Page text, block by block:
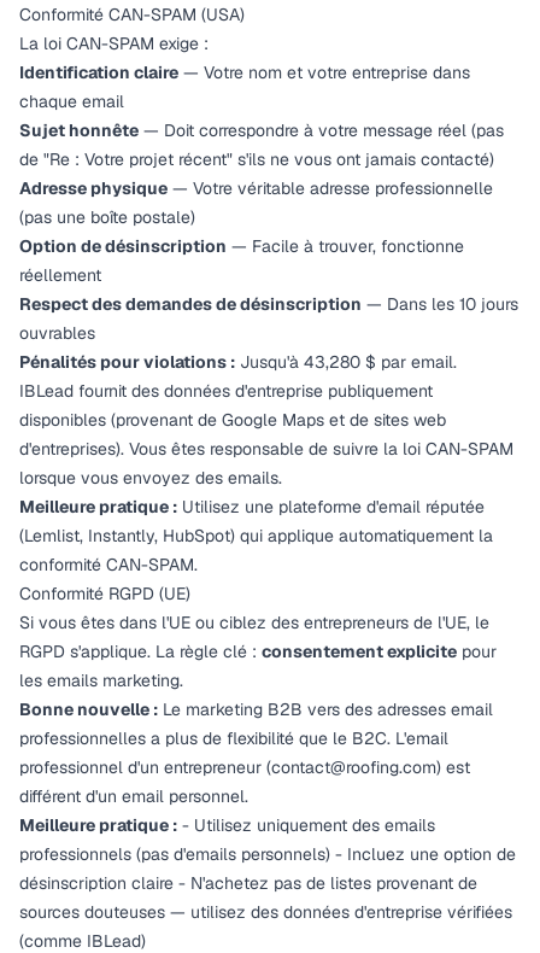
Conformité CAN-SPAM (USA)
La loi CAN-SPAM exige :
Identification claire — Votre nom et votre entreprise dans
chaque email
Sujet honnête — Doit correspondre à votre message réel (pas
de "Re : Votre projet récent" s'ils ne vous ont jamais contacté)
Adresse physique — Votre véritable adresse professionnelle
(pas une boîte postale)
Option de désinscription — Facile à trouver, fonctionne
réellement
Respect des demandes de désinscription — Dans les 10 jours
ouvrables
Pénalités pour violations : Jusqu'à 43,280 $ par email.
IBLead fournit des données d'entreprise publiquement
disponibles (provenant de Google Maps et de sites web
d'entreprises). Vous êtes responsable de suivre la loi CAN-SPAM
lorsque vous envoyez des emails.
Meilleure pratique : Utilisez une plateforme d'email réputée
(Lemlist, Instantly, HubSpot) qui applique automatiquement la
conformité CAN-SPAM.
Conformité RGPD (UE)
Si vous êtes dans l'UE ou ciblez des entrepreneurs de l'UE, le
RGPD s'applique. La règle clé : consentement explicite pour
les emails marketing.
Bonne nouvelle : Le marketing B2B vers des adresses email
professionnelles a plus de flexibilité que le B2C. L'email
professionnel d'un entrepreneur (contact@roofing.com) est
différent d'un email personnel.
Meilleure pratique : - Utilisez uniquement des emails
professionnels (pas d'emails personnels) - Incluez une option de
désinscription claire - N'achetez pas de listes provenant de
sources douteuses — utilisez des données d'entreprise vérifiées
(comme IBLead)